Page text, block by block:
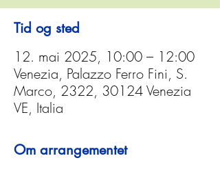
Tid og sted
12. mai 2025, 10:00 – 12:00
Venezia, Palazzo Ferro Fini, S.
Marco, 2322, 30124 Venezia
VE, Italia
Om arrangementet